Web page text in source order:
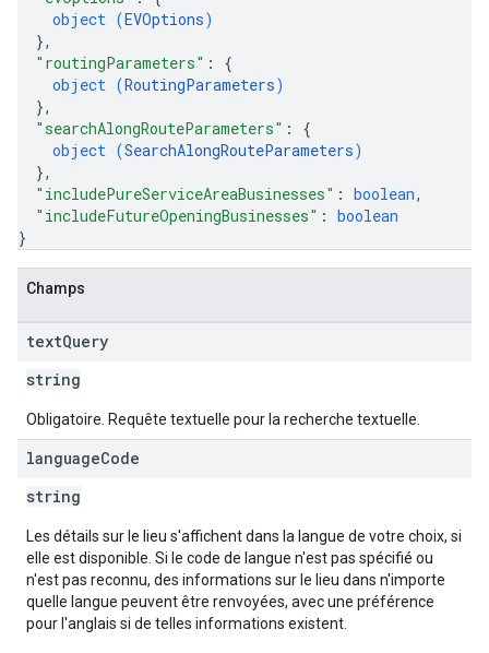
object (EVOptions)
},
"routingParameters" : {
object (RoutingParameters)
},
"searchAlongRouteParameters" : {
object (SearchAlongRouteParameters)
},
"includePureServiceAreaBusinesses" : boolean,
"includeFutureOpeningBusinesses" : boolean
}
Champs
textQuery
string
Obligatoire. Requête textuelle pour la recherche textuelle.
languageCode
string
Les détails sur le lieu s'affichent dans la langue de votre choix, si
elle est disponible. Si le code de langue n'est pas spécifié ou
n'est pas reconnu, des informations sur le lieu dans n'importe
quelle langue peuvent être renvoyées, avec une préférence
pour l'anglais si de telles informations existent.